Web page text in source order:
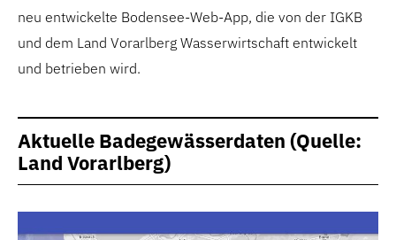
neu entwickelte Bodensee-Web-App, die von der IGKB
und dem Land Vorarlberg Wasserwirtschaft entwickelt
und betrieben wird.
Aktuelle Badegewässerdaten (Quelle:
Land Vorarlberg)